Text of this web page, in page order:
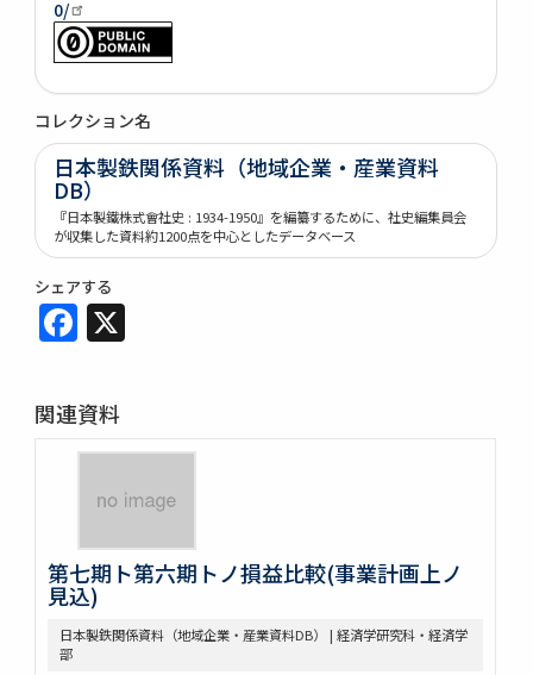
0/
コレクション名
日本製鉄関係資料（地域企業・産業資料
DB）
『日本製鐵株式會社史 : 1934-1950』を編纂するために、社史編集員会
が収集した資料約1200点を中心としたデータベース
シェアする
Facebook
関連資料
第七期ト第六期トノ損益比較(事業計画上ノ
見込)
日本製鉄関係資料（地域企業・産業資料DB） | 経済学研究科・経済学
部